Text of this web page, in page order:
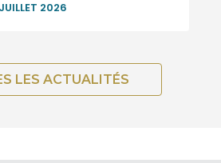
2026
LES ACTUALITÉS